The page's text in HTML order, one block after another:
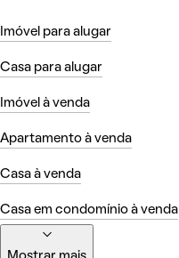
Imóvel para alugar
Casa para alugar
Imóvel à venda
Apartamento à venda
Casa à venda
Casa em condomínio à venda